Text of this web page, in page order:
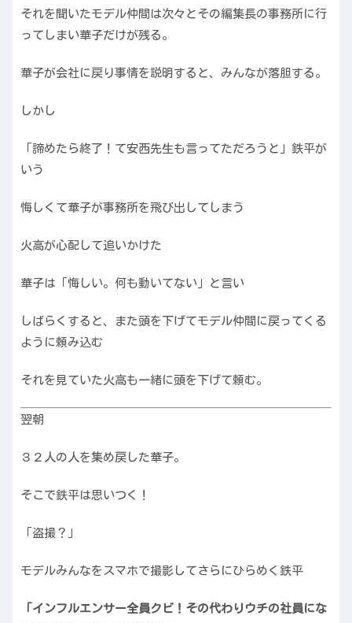
それを聞いたモデル仲間は次々とその編集長の事務所に行
ってしまい華子だけが残る。
華子が会社に戻り事情を説明すると、みんなが落胆する。
しかし
「諦めたら終了！て安西先生も言ってただろうと」鉄平が
いう
悔しくて華子が事務所を飛び出してしまう
火高が心配して追いかけた
華子は「悔しい。何も動いてない」と言い
しばらくすると、また頭を下げてモデル仲間に戻ってくる
ように頼み込む
それを見ていた火高も一緒に頭を下げて頼む。
翌朝
３２人の人を集め戻した華子。
そこで鉄平は思いつく！
「盗撮？」
モデルみんなをスマホで撮影してさらにひらめく鉄平
「インフルエンサー全員クビ！その代わりウチの社員にな